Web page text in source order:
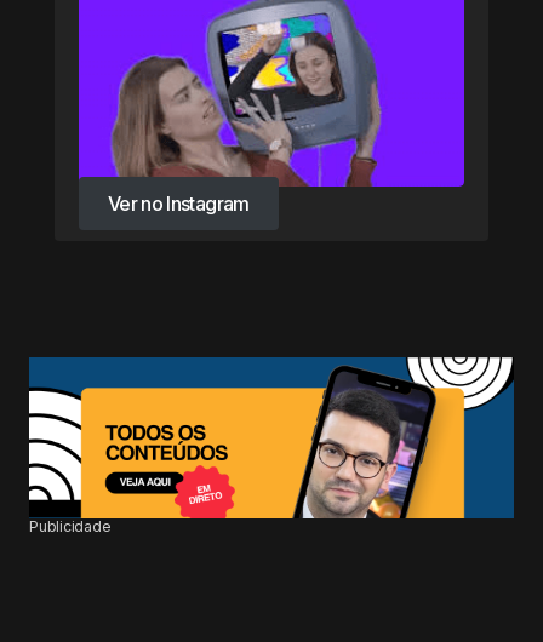
Ver no Instagram
Ver no Instagram
Publicidade